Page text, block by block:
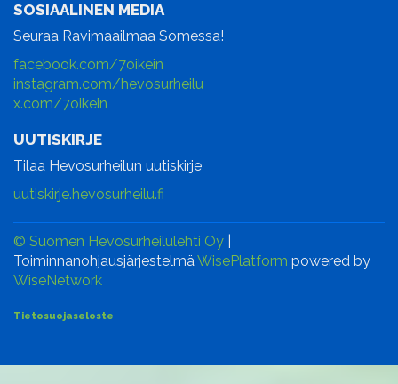
SOSIAALINEN MEDIA
Seuraa Ravimaailmaa Somessa!
facebook.com/7oikein
instagram.com/hevosurheilu
x.com/7oikein
UUTISKIRJE
Tilaa Hevosurheilun uutiskirje
uutiskirje.hevosurheilu.fi
© Suomen Hevosurheilulehti Oy
ToiminnanohjausjärjestelmäWisePlatform powered by
WiseNetwork
Tietosuojaseloste